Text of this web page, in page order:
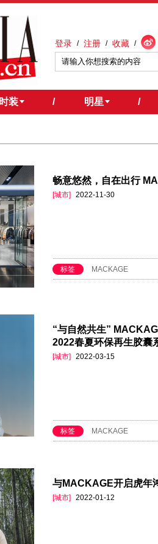
登录 / 注册 / 收藏 /
时装 / 明星 /
畅意悠然，自在出行
[城市] 2022-11-30
标签 MACKAGE
“与自然共生”
2022春夏环保再生胶囊
[城市] 2022-03-15
标签 MACKAGE
与MACKAGE开启虎年
[城市] 2022-01-12